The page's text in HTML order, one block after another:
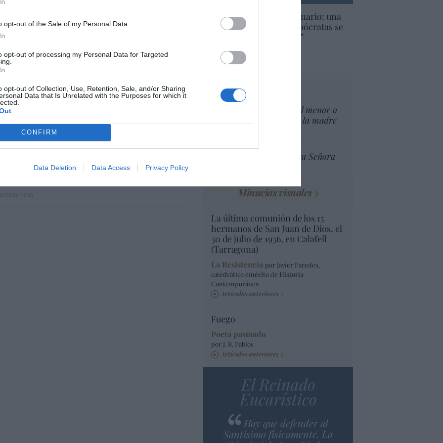
opt-out of the Sale of my Personal Data.
opt-out of processing my Personal Data for Targeted
opt-out of Collection, Use, Retention, Sale, and/or Sharing
Data that Is Unrelated with the Purposes for which it
CONFIRM
Data Deletion Data Access Privacy Policy
a los hijos con sus padres... y es
PNV opina lo mismo... y es progresista
en bolsa, pese a que vuelve a elevar
tras un trimestre récord
06/08/26 15:12
es un sinvergüenza que ha abandonado a
en connivencia con Marruecos”: acusa
EEUU. Inquietante escenario: una
tercera parte de los demócratas se
define como “socialista”
por Ignacio Aguirre
Artículos anteriores
¿El Superior interés el menor o
el superior interés de la madre
Ceuta celebra Nuestra Señora
Minucias visuales
La última comunión de los 15
hermanos de San Juan de Dios, el
30 de julio de 1936, en Calafell
(Tarragona)
La Resistencia por Javier Paredes,
catedrático emérito de Historia
Contemporánea
Artículos anteriores
Fuego
Poeta pasmado
por J. R. Pablos
Artículos anteriores
El Reinado
Eucarístico
Hay que defender al
Santísimo físicamente. La